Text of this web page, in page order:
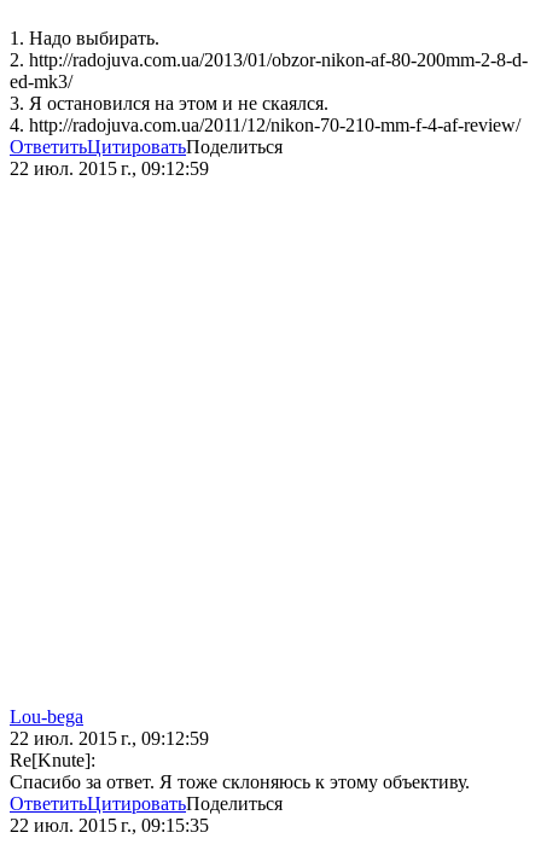
1. Надо выбирать.
2. http://radojuva.com.ua/2013/01/obzor-nikon-af-80-200mm-2-8-d-
ed-mk3/
3. Я остановился на этом и не скаялся.
4. http://radojuva.com.ua/2011/12/nikon-70-210-mm-f-4-af-review/
ОтветитьЦитироватьПоделиться
22 июл. 2015 г., 09:12:59
Lou-bega
22 июл. 2015 г., 09:12:59
Re[Knute]:
Спасибо за ответ. Я тоже склоняюсь к этому объективу.
ОтветитьЦитироватьПоделиться
22 июл. 2015 г., 09:15:35